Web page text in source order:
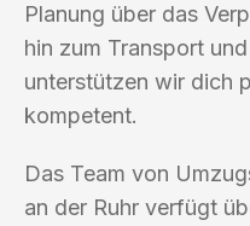
Planung über das
hin zum Transport
unterstützen wir dich
kompetent.
Das Team von
an der Ruhr verfügt